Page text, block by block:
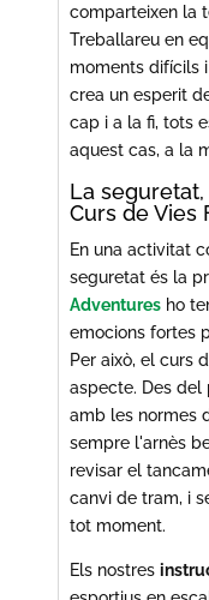
comparteixen la
Treballareu en
moments difícils
crea un esperit
cap i a la fi, tots
aquest cas, a la
La
Curs de Vies
En una activitat
seguretat és la
Adventures ho
emocions fortes
Per això, el curs
aspecte. Des del
amb les normes
sempre l'arnès
revisar el
canvi de tram, i
tot moment.
Els nostres